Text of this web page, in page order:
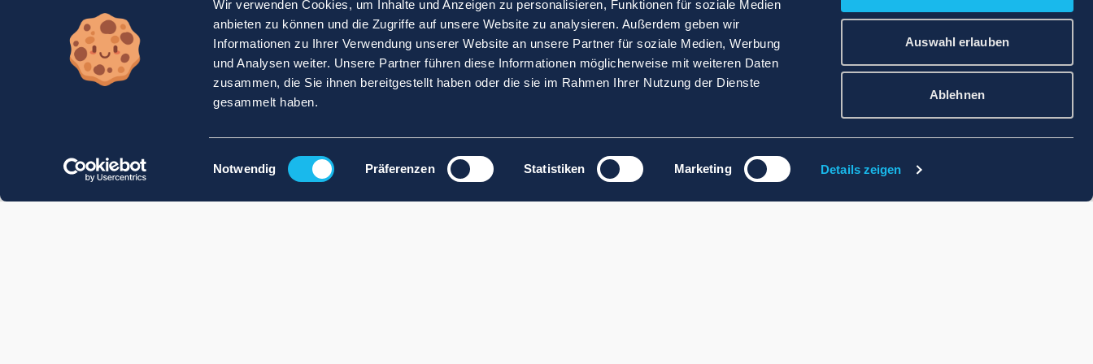
Wir verwenden Cookies, um Inhalte und Anzeigen zu personalisieren, Funktionen für soziale Medien
anbieten zu können und die Zugriffe auf unsere Website zu analysieren. Außerdem geben wir
Informationen zu Ihrer Verwendung unserer Website an unsere Partner für soziale Medien, Werbung
und Analysen weiter. Unsere Partner führen diese Informationen möglicherweise mit weiteren Daten
zusammen, die Sie ihnen bereitgestellt haben oder die sie im Rahmen Ihrer Nutzung der Dienste
gesammelt haben.
Einwilligungsauswahl
Notwendig Präferenzen Statistiken Marketing Details zeigen
Auswahl erlauben
Ablehnen